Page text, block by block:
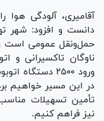
آقامیری، آلودگی
دانست و افزود: شهر
حمل‌ونقل عمومی است و
ناوگان تاکسیرانی و
ورود ۲۵۰۰
در این مسیر خواهیم
تأمین تسهیلات
نیز فراهم کنیم.